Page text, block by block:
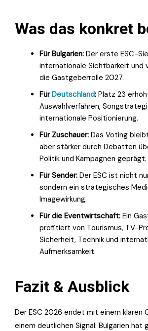
Was das konkret
Für Bulgarien: Der erste ESC-
internationale Sichtbarkeit und
die Gastgeberrolle 2027.
FürDeutschland: Platz 23
Auswahlverfahren,
internationale Positionierung.
Für Zuschauer: Das Voting
aber stärker durch Debatten
Politik und Kampagnen geprägt.
Für Sender: Der ESC ist nicht
sondern ein strategisches
Imagewirkung.
Für die Eventwirtschaft: Ein
profitiert von Tourismus, TV-
Sicherheit, Technik und
Aufmerksamkeit.
Fazit & Ausblick
Der ESC 2026 endet mit einem klaren
einem deutlichen Signal: Bulgarien hat